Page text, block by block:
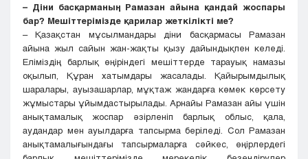
– Діни басқарманың Рамазан айына қандай жоспары
бар? Мешіттерімізде қарилар жеткілікті ме?
– Қазақстан мұсылмандары діни басқармасы Рамазан
айына жыл сайын жан-жақты қызу дайындықпен келеді.
Еліміздің барлық өңіріндегі мешіттерде тарауық намазы
оқылып, Құран хатымдары жасалады. Қайырымдылық
шаралары, ауызашарлар, мұқтаж жандарға көмек көрсету
жұмыстары ұйымдастырылады. Арнайы Рамазан айы үшін
анықтамалық жоспар әзірленіп барлық облыс, қала,
аудандар мен ауылдарға тапсырма беріледі. Сол Рамазан
анықтамалығындағы тапсырмаларға сәйкес, өңірлердегі